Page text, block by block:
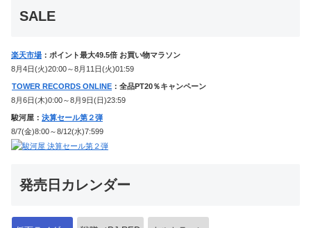
SALE
楽天市場 ：ポイント最大49.5倍 お買い物マラソン
8月4日(火)20:00～8月11日(火)01:59
TOWER RECORDS ONLINE ：全品PT20％キャンペーン
8月6日(木)0:00～8月9日(日)23:59
駿河屋： 決算セール第２弾
8/7(金)8:00～8/12(水)7:599
発売日カレンダー